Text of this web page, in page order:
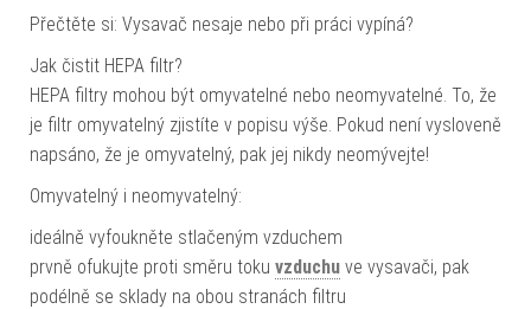
Přečtěte si: Vysavač nesaje nebo při práci vypíná?
Jak čistit HEPA filtr?
HEPA filtry mohou být omyvatelné nebo neomyvatelné. To, že
je filtr omyvatelný zjistíte v popisu výše. Pokud není vysloveně
napsáno, že je omyvatelný, pak jej nikdy neomývejte!
Omyvatelný i neomyvatelný:
ideálně vyfoukněte stlačeným vzduchem
prvně ofukujte proti směru toku vzduchu ve vysavači, pak
podélně se sklady na obou stranách filtru